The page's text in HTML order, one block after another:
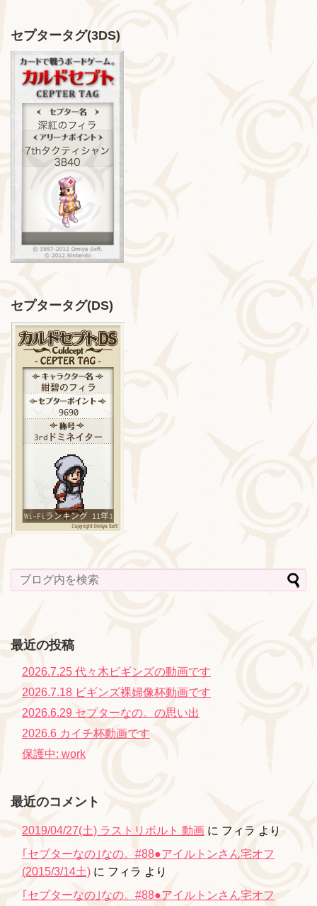
セプタータグ(3DS)
セプタータグ(DS)
最近の投稿
2026.7.25 代々木ビギンズの動画です
2026.7.18 ビギンズ裸婦像杯動画です
2026.6.29 セプターなの。の思い出
2026.6 カイチ杯動画です
保護中: work
最近のコメント
2019/04/27(土) ラストリボルト 動画 に フィラ より
｢セプターなの｣なの。#88●アイルトンさん宅オフ
(2015/3/14土) に フィラ より
｢セプターなの｣なの。#88●アイルトンさん宅オフ